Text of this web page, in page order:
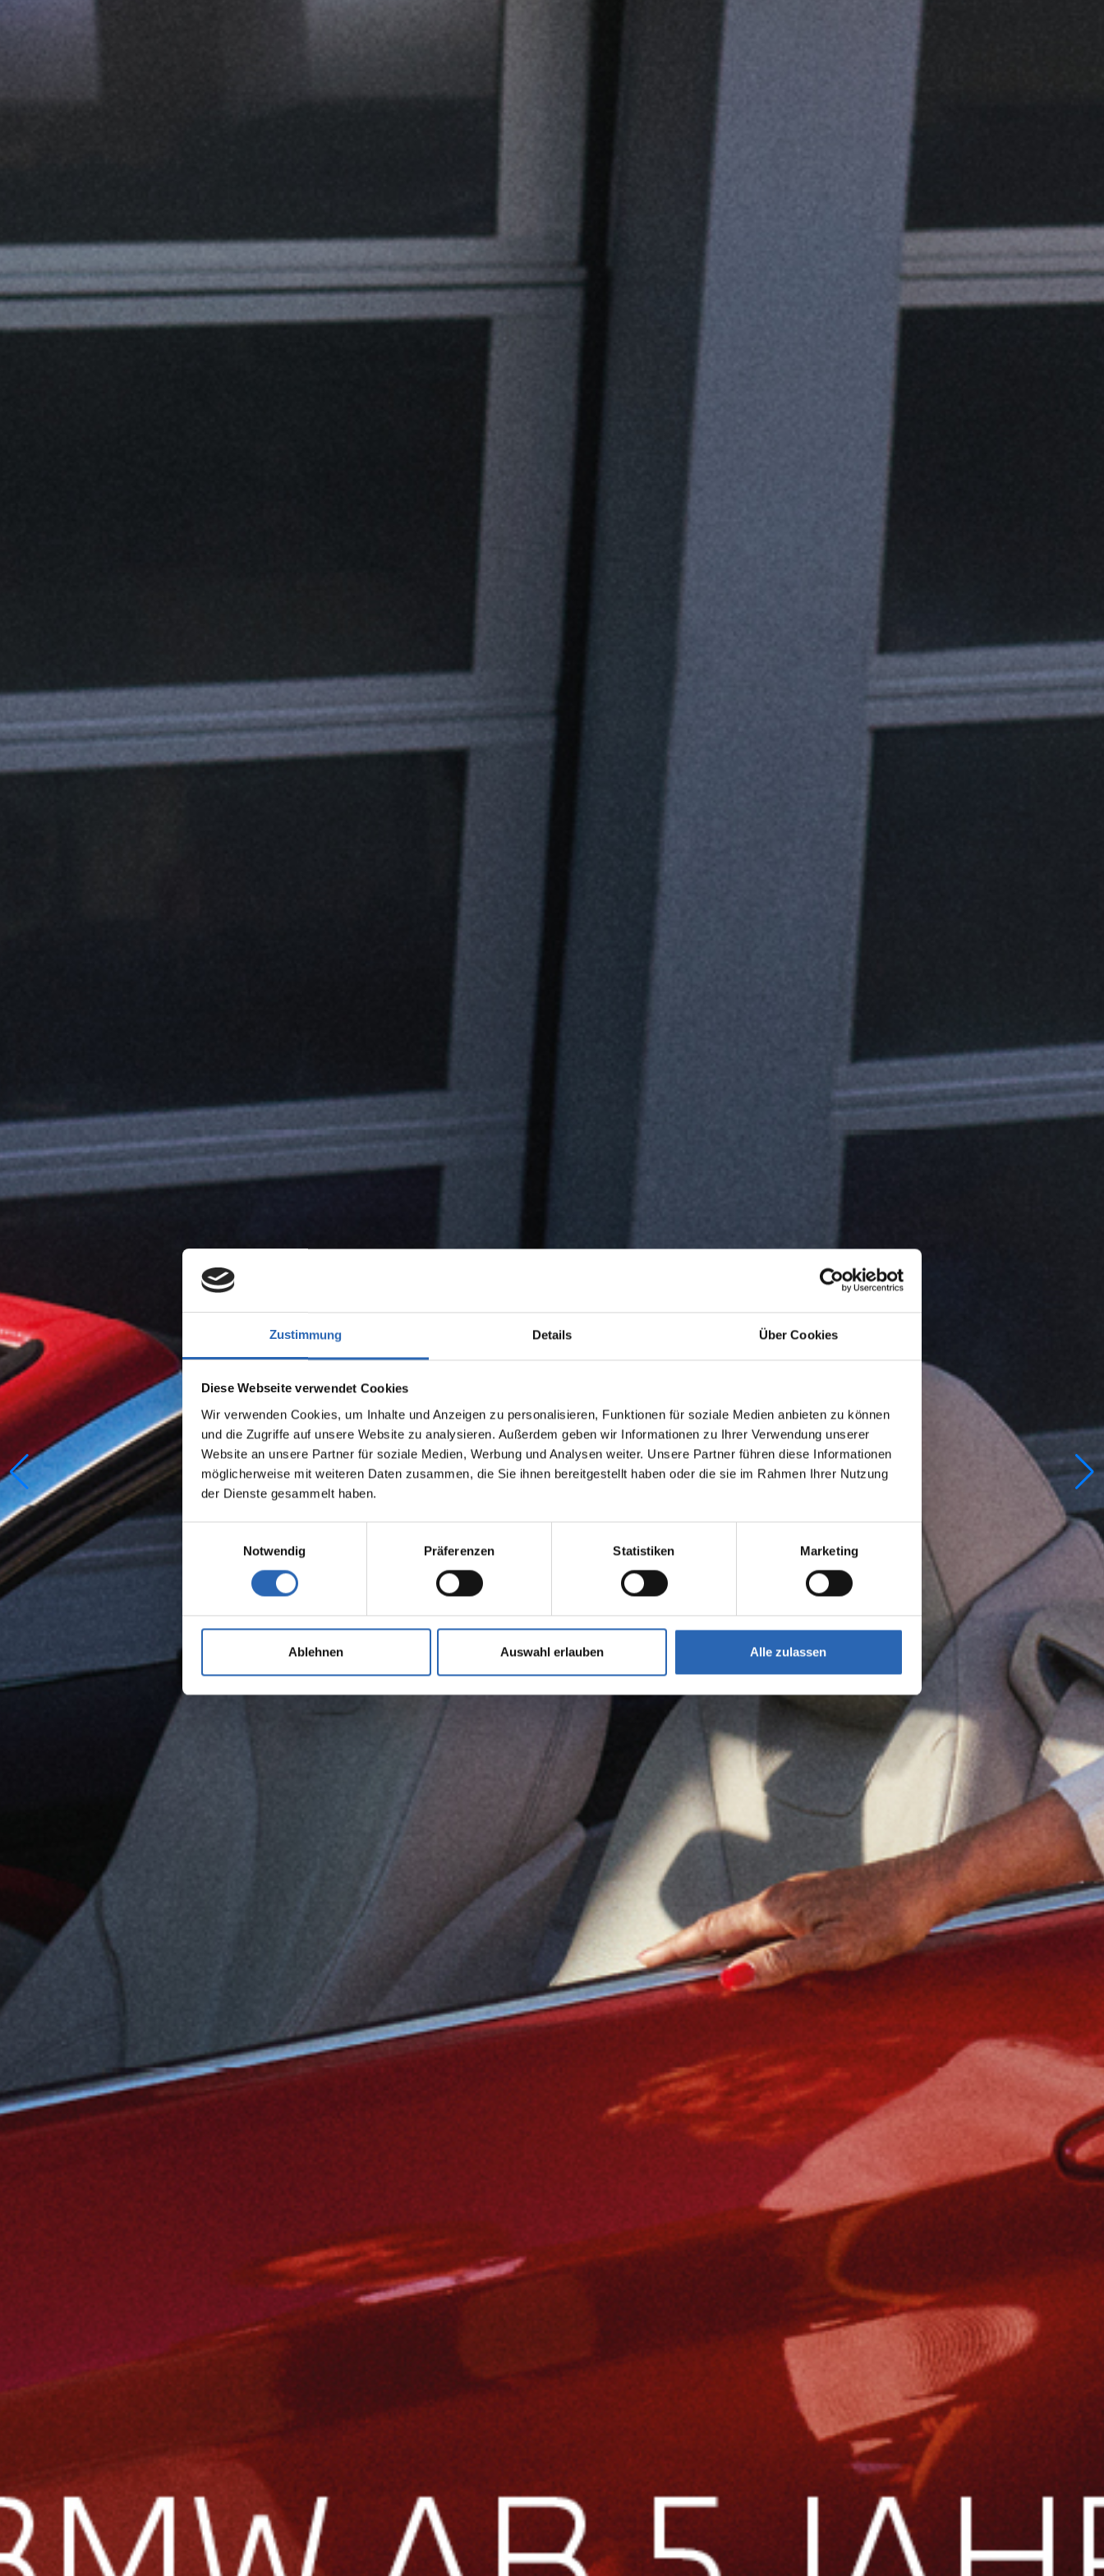
Zustimmung Details Über Cookies
Diese Webseite verwendet Cookies
Wir verwenden Cookies, um Inhalte und Anzeigen zu personalisieren, Funktionen für soziale Medien anbieten zu können
und die Zugriffe auf unsere Website zu analysieren. Außerdem geben wir Informationen zu Ihrer Verwendung unserer
Website an unsere Partner für soziale Medien, Werbung und Analysen weiter. Unsere Partner führen diese Informationen
möglicherweise mit weiteren Daten zusammen, die Sie ihnen bereitgestellt haben oder die sie im Rahmen Ihrer Nutzung
der Dienste gesammelt haben.
Notwendig
Präferenzen Statistiken Marketing
Ablehnen Auswahl erlauben Alle zulassen